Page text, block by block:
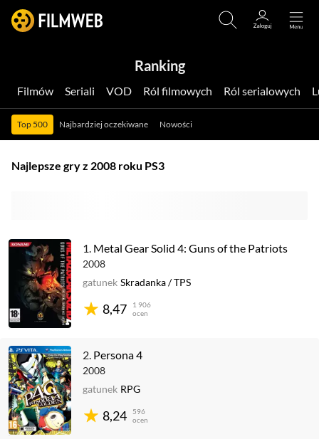
Ranking
Filmów Seriali VOD Ról filmowych Ról serialowych
Top 500 Najbardziej oczekiwane Nowości
Najlepsze gry z 2008 roku PS3
1. Metal Gear Solid 4: Guns of the Patriots
2008
8,47
1 906
ocen
gatunek Skradanka/TPS
2. Persona 4
2008
8,24
596
ocen
gatunek RPG